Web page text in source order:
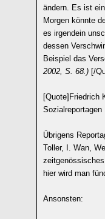
ändern. Es ist
Morgen könnte
es irgendein
dessen
Beispiel das
2002, S. 68.) [/
[Quote]Friedrich
Sozialreportagen
Übrigens
Toller, I. Wan,
hier wird man
Ansonsten: